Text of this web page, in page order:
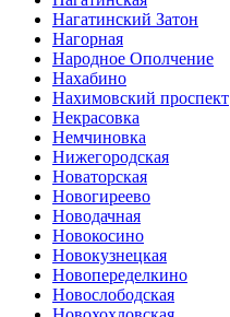
Нагатинский Затон
Нагорная
Народное Ополчение
Нахабино
Нахимовский проспект
Некрасовка
Немчиновка
Нижегородская
Новаторская
Новогиреево
Новодачная
Новокосино
Новокузнецкая
Новопеределкино
Новослободская